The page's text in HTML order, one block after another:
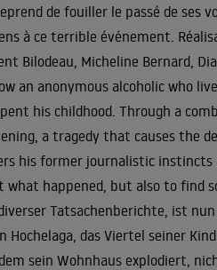
de fouiller le passé de ses
à ce terrible événement.
Bilodeau, Micheline Bernard,
an anonymous alcoholic who
his childhood. Through a
a tragedy that causes the
his former journalistic instincts
happened, but also to find
Tatsachenberichte, ist
das Viertel seiner
sein Wohnhaus explodiert,